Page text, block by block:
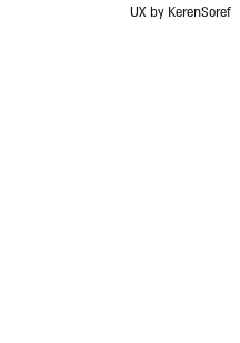
UX by KerenSoref